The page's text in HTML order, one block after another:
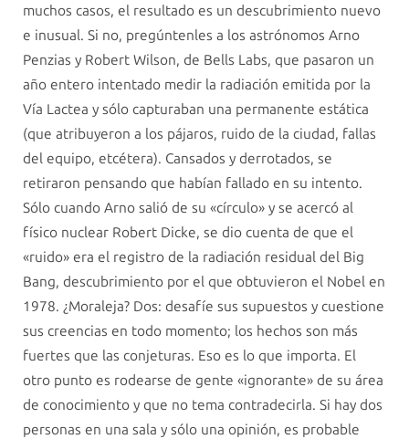
muchos casos, el resultado es un descubrimiento nuevo
e inusual. Si no, pregúntenles a los astrónomos Arno
Penzias y Robert Wilson, de Bells Labs, que pasaron un
año entero intentado medir la radiación emitida por la
Vía Lactea y sólo capturaban una permanente estática
(que atribuyeron a los pájaros, ruido de la ciudad, fallas
del equipo, etcétera). Cansados y derrotados, se
retiraron pensando que habían fallado en su intento.
Sólo cuando Arno salió de su «círculo» y se acercó al
físico nuclear Robert Dicke, se dio cuenta de que el
«ruido» era el registro de la radiación residual del Big
Bang, descubrimiento por el que obtuvieron el Nobel en
1978. ¿Moraleja? Dos: desafíe sus supuestos y cuestione
sus creencias en todo momento; los hechos son más
fuertes que las conjeturas. Eso es lo que importa. El
otro punto es rodearse de gente «ignorante» de su área
de conocimiento y que no tema contradecirla. Si hay dos
personas en una sala y sólo una opinión, es probable